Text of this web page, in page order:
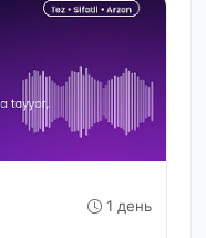
1 день